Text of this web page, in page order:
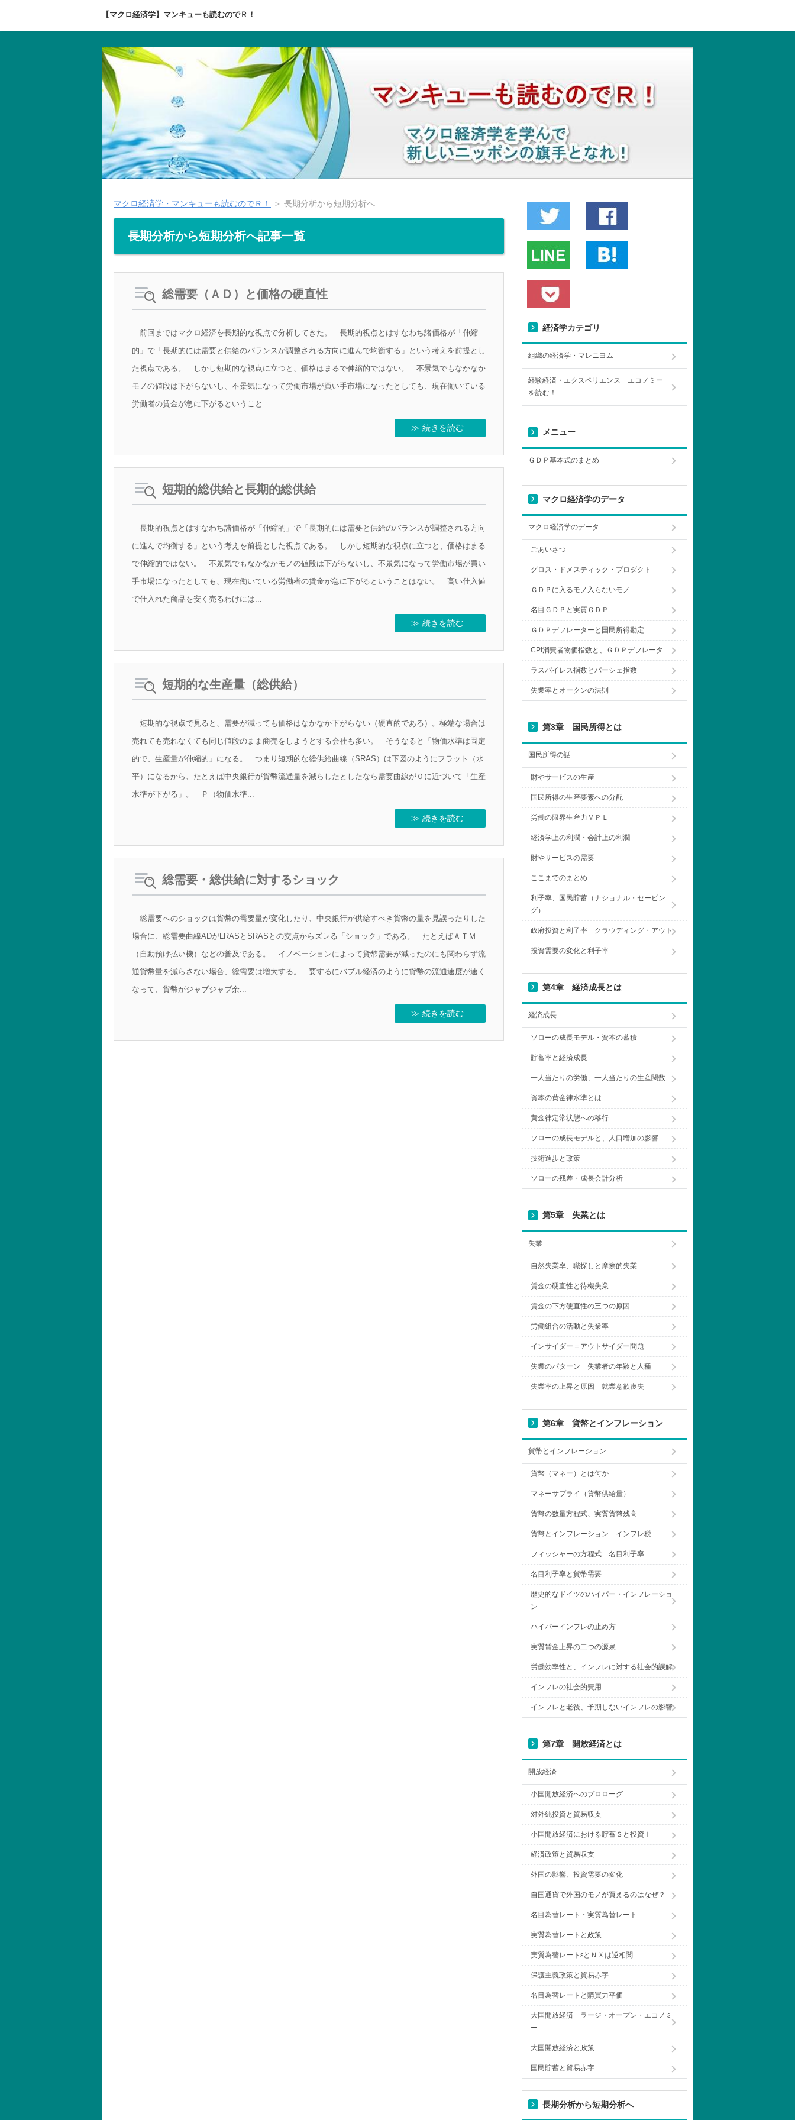
【マクロ経済学】マンキューも読むのでＲ！
マクロ経済学・マンキューも読むのでＲ！ ＞ 長期分析から短期分析へ
長期分析から短期分析へ記事一覧
総需要（ＡＤ）と価格の硬直性
前回まではマクロ経済を長期的な視点で分析してきた。 長期的視点とはすなわち諸価格が「伸縮
的」で「長期的には需要と供給のバランスが調整される方向に進んで均衡する」という考えを前提とし
た視点である。 しかし短期的な視点に立つと、価格はまるで伸縮的ではない。 不景気でもなかなか
モノの値段は下がらないし、不景気になって労働市場が買い手市場になったとしても、現在働いている
労働者の賃金が急に下がるということ...
続きを読む
短期的総供給と長期的総供給
長期的視点とはすなわち諸価格が「伸縮的」で「長期的には需要と供給のバランスが調整される方向
に進んで均衡する」という考えを前提とした視点である。 しかし短期的な視点に立つと、価格はまる
で伸縮的ではない。 不景気でもなかなかモノの値段は下がらないし、不景気になって労働市場が買い
手市場になったとしても、現在働いている労働者の賃金が急に下がるということはない。 高い仕入値
で仕入れた商品を安く売るわけには...
続きを読む
短期的な生産量（総供給）
短期的な視点で見ると、需要が減っても価格はなかなか下がらない（硬直的である）。極端な場合は
売れても売れなくても同じ値段のまま商売をしようとする会社も多い。 そうなると「物価水準は固定
的で、生産量が伸縮的」になる。 つまり短期的な総供給曲線（SRAS）は下図のようにフラット（水
平）になるから、たとえば中央銀行が貨幣流通量を減らしたとしたなら需要曲線が０に近づいて「生産
水準が下がる」。 Ｐ（物価水準...
続きを読む
総需要・総供給に対するショック
総需要へのショックは貨幣の需要量が変化したり、中央銀行が供給すべき貨幣の量を見誤ったりした
場合に、総需要曲線ADがLRASとSRASとの交点からズレる「ショック」である。 たとえばＡＴＭ
（自動預け払い機）などの普及である。 イノベーションによって貨幣需要が減ったのにも関わらず流
通貨幣量を減らさない場合、総需要は増大する。 要するにバブル経済のように貨幣の流通速度が速く
なって、貨幣がジャブジャブ余...
続きを読む
経済学カテゴリ
組織の経済学・マレニヨム
経験経済・エクスペリエンス エコノミー
を読む！
メニュー
ＧＤＰ基本式のまとめ
マクロ経済学のデータ
マクロ経済学のデータ
ごあいさつ
グロス・ドメスティック・プロダクト
ＧＤＰに入るモノ入らないモノ
名目ＧＤＰと実質ＧＤＰ
ＧＤＰデフレーターと国民所得勘定
CPI消費者物価指数と、ＧＤＰデフレータ
ラスパイレス指数とパーシェ指数
失業率とオークンの法則
第3章 国民所得とは
国民所得の話
財やサービスの生産
国民所得の生産要素への分配
労働の限界生産力ＭＰＬ
経済学上の利潤・会計上の利潤
財やサービスの需要
ここまでのまとめ
利子率、国民貯蓄（ナショナル・セービン
グ）
政府投資と利子率 クラウディング・アウト
投資需要の変化と利子率
第4章 経済成長とは
経済成長
ソローの成長モデル・資本の蓄積
貯蓄率と経済成長
一人当たりの労働、一人当たりの生産関数
資本の黄金律水準とは
黄金律定常状態への移行
ソローの成長モデルと、人口増加の影響
技術進歩と政策
ソローの残差・成長会計分析
第5章 失業とは
失業
自然失業率、職探しと摩擦的失業
賃金の硬直性と待機失業
賃金の下方硬直性の三つの原因
労働組合の活動と失業率
インサイダー＝アウトサイダー問題
失業のパターン 失業者の年齢と人種
失業率の上昇と原因 就業意欲喪失
第6章 貨幣とインフレーション
貨幣とインフレーション
貨幣（マネー）とは何か
マネーサプライ（貨幣供給量）
貨幣の数量方程式、実質貨幣残高
貨幣とインフレーション インフレ税
フィッシャーの方程式 名目利子率
名目利子率と貨幣需要
歴史的なドイツのハイパー・インフレーショ
ン
ハイパーインフレの止め方
実質賃金上昇の二つの源泉
労働効率性と、インフレに対する社会的誤解
インフレの社会的費用
インフレと老後、予期しないインフレの影響
第7章 開放経済とは
開放経済
小国開放経済へのプロローグ
対外純投資と貿易収支
小国開放経済における貯蓄Ｓと投資Ｉ
経済政策と貿易収支
外国の影響、投資需要の変化
自国通貨で外国のモノが買えるのはなぜ？
名目為替レート・実質為替レート
実質為替レートと政策
実質為替レートεとＮＸは逆相関
保護主義政策と貿易赤字
名目為替レートと購買力平価
大国開放経済 ラージ・オープン・エコノミ
ー
大国開放経済と政策
国民貯蓄と貿易赤字
長期分析から短期分析へ